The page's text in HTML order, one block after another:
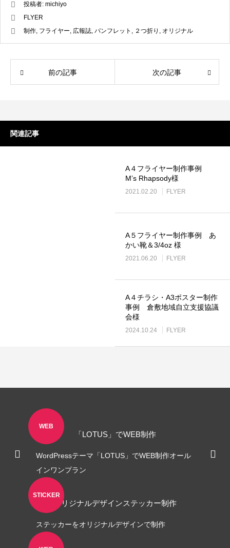
LINEリッチメニュー制作事例 そば さ
LINEリッチメニ
ステッカー制作事例 LEPONT様
ステッカー制
その２
2022.11.03
投稿者: michiyo
FLYER
制作, フライヤー, 広報誌, パンフレット , ２つ折り , オリジナル
前の記事 次の記事
関連記事
A４フライヤー制作事例
M’s Rhapsody様
2021.02.20 FLYER
A５フライヤー制作事例 あ
かい靴＆3/4oz 様
2021.06.20 FLYER
A４チラシ・A3ポスター制作
事例 倉敷地域自立支援協議
会様
2024.10.24 FLYER
WEB
「LOTUS」でWEB制作
WordPressテーマ「LOTUS」でWEB制作オール
インワンプラン
STICKER
オリジナルデザインステッカー制作
ステッカーをオリジナルデザインで制作